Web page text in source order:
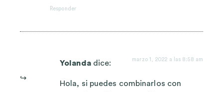
Responder
Yolanda dice: marzo 1, 2022 a las 8:58 am
Hola, si puedes combinarlos con